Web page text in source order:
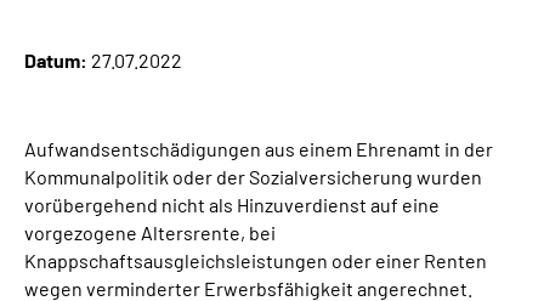
Suche
Language
Inhalte in Gebärdensprache (DGS)
Leichte Sprache
Datum: 27.07.2022
Aufwandsentschädigungen aus einem Ehrenamt in der
Kommunalpolitik oder der Sozialversicherung wurden
vorübergehend nicht als Hinzuverdienst auf eine
vorgezogene Altersrente, bei
Knappschaftsausgleichsleistungen oder einer Renten
wegen verminderter Erwerbsfähigkeit angerechnet.